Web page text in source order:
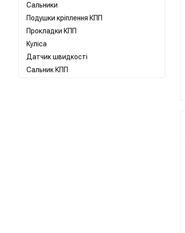
Сальники
Подушки кріплення КПП
Прокладки КПП
Куліса
Датчик швидкості
Сальник КПП